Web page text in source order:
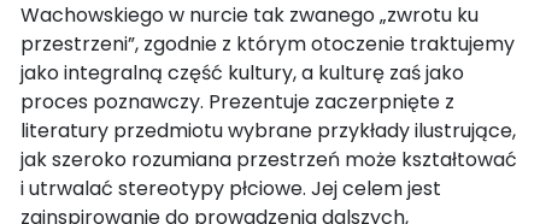
Wachowskiego w nurcie tak zwanego „zwrotu ku
przestrzeni”, zgodnie z którym otoczenie traktujemy
jako integralną część kultury, a kulturę zaś jako
proces poznawczy. Prezentuje zaczerpnięte z
literatury przedmiotu wybrane przykłady ilustrujące,
jak szeroko rozumiana przestrzeń może kształtować
i utrwalać stereotypy płciowe. Jej celem jest
zainspirowanie do prowadzenia dalszych,